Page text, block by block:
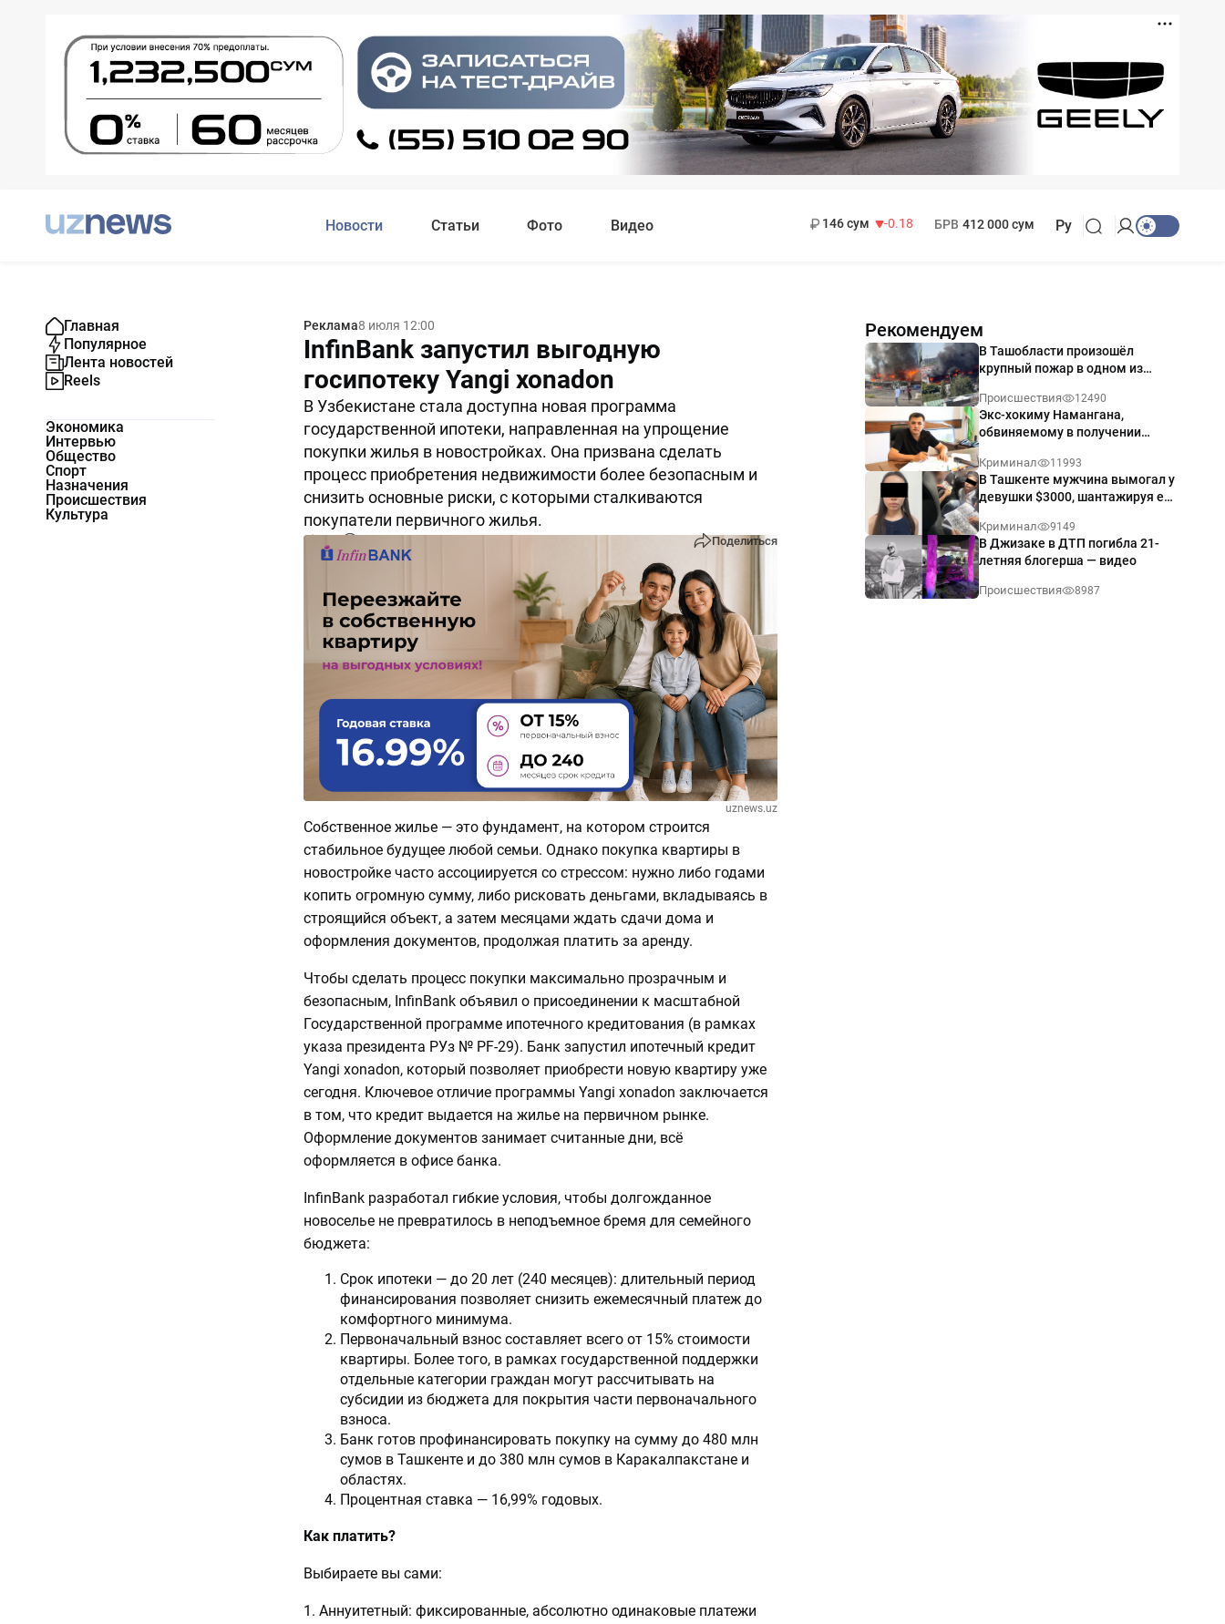
Новости Статьи Фото Видео
146 сум
-0.18
БРВ 412 000 сум Ру
Главная
Популярное
Лента новостей
Reels
Экономика
Интервью
Общество
Спорт
Назначения
Происшествия
Культура
Реклама8 июля 12:00
InfinBank запустил выгодную
госипотеку Yangi xonadon
В Узбекистане стала доступна новая программа
государственной ипотеки, направленная на упрощение
покупки жилья в новостройках. Она призвана сделать
процесс приобретения недвижимости более безопасным и
снизить основные риски, с которыми сталкиваются
покупатели первичного жилья.
Поделиться
uznews.uz
Собственное жилье — это фундамент, на котором строится
стабильное будущее любой семьи. Однако покупка квартиры в
новостройке часто ассоциируется со стрессом: нужно либо годами
копить огромную сумму, либо рисковать деньгами, вкладываясь в
строящийся объект, а затем месяцами ждать сдачи дома и
оформления документов, продолжая платить за аренду.
Чтобы сделать процесс покупки максимально прозрачным и
безопасным, InfinBank объявил о присоединении к масштабной
Государственной программе ипотечного кредитования (в рамках
указа президента РУз № PF-29). Банк запустил ипотечный кредит
Yangi xonadon, который позволяет приобрести новую квартиру уже
сегодня. Ключевое отличие программы Yangi xonadon заключается
в том, что кредит выдается на жилье на первичном рынке.
Оформление документов занимает считанные дни, всё
оформляется в офисе банка.
InfinBank разработал гибкие условия, чтобы долгожданное
новоселье не превратилось в неподъемное бремя для семейного
бюджета:
Срок ипотеки — до 20 лет (240 месяцев): длительный период
финансирования позволяет снизить ежемесячный платеж до
комфортного минимума.
Первоначальный взнос составляет всего от 15% стоимости
квартиры. Более того, в рамках государственной поддержки
отдельные категории граждан могут рассчитывать на
субсидии из бюджета для покрытия части первоначального
взноса.
Банк готов профинансировать покупку на сумму до 480 млн
сумов в Ташкенте и до 380 млн сумов в Каракалпакстане и
областях.
Процентная ставка — 16,99% годовых.
Как платить?
Выбираете вы сами:
1. Аннуитетный: фиксированные, абсолютно одинаковые платежи
Рекомендуем
В Ташобласти произошёл
крупный пожар в одном из
Происшествия 12490
Экс-хокиму Намангана,
обвиняемому в получении
приговор
Криминал 11993
В Ташкенте мужчина вымогал у
девушки $3000, шантажируя её
Криминал 9149
В Джизаке в ДТП погибла 21-
летняя блогерша — видео
Происшествия 8987